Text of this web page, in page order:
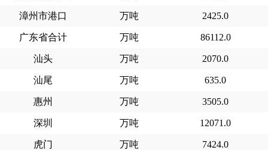
漳州市港口 万吨 2425.0
广东省合计 万吨 86112.0
汕头 万吨 2070.0
汕尾 万吨 635.0
惠州 万吨 3505.0
深圳 万吨 12071.0
虎门 万吨 7424.0